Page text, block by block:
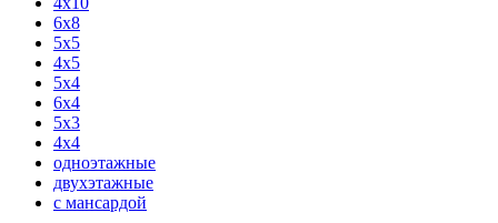
6x8
5x5
4x5
5x4
6x4
5x3
4x4
одноэтажные
двухэтажные
с мансардой